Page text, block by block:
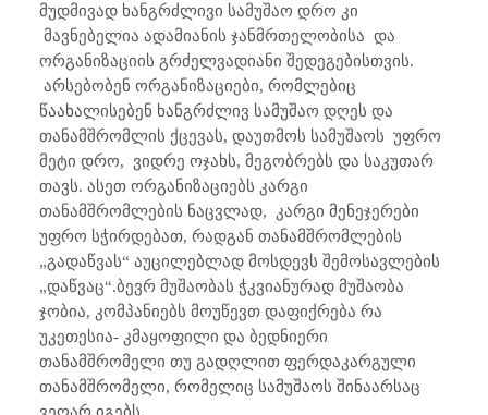
მუდმივად ხანგრძლივი სამუშაო დრო კი
მავნებელია ადამიანის ჯანმრთელობისა და
ორგანიზაციის გრძელვადიანი შედეგებისთვის.
არსებობენ ორგანიზაციები, რომლებიც
წაახალისებენ ხანგრძლივ სამუშაო დღეს და
თანამშრომლის ქცევას, დაუთმოს სამუშაოს უფრო
მეტი დრო,
ვიდრე ოჯახს, მეგობრებს და საკუთარ
თავს. ასეთ ორგანიზაციებს კარგი
თანამშრომლების ნაცვლად,
კარგი მენეჯერები
უფრო სჭირდებათ, რადგან თანამშრომლების
„გადაწვას“ აუცილებლად მოსდევს შემოსავლების
„დაწვაც“.ბევრ მუშაობას ჭკვიანურად მუშაობა
ჯობია, კომპანიებს მოუწევთ დაფიქრება რა
უკეთესია- კმაყოფილი და ბედნიერი
თანამშრომელი თუ გადღლით ფერდაკარგული
თანამშრომელი, რომელიც სამუშაოს შინაარსაც